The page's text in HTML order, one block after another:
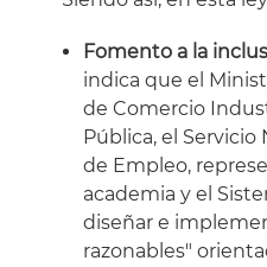
Fomento a la
indica que el
de Comercio
Pública, el Servicio
de Empleo,
academia y el
diseñar e
razonables"